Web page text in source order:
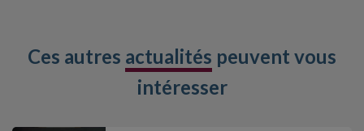
Ces autres actualités peuvent vous
intéresser